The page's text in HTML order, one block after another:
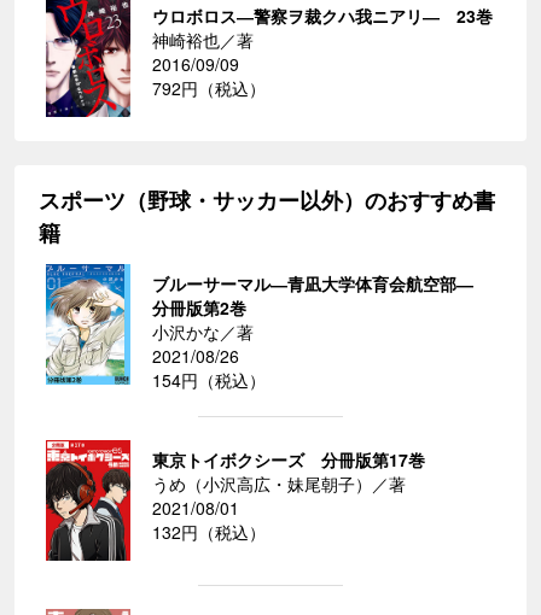
ウロボロス―警察ヲ裁クハ我ニアリ― 23巻
神崎裕也／著
2016/09/09
792円（税込）
スポーツ（野球・サッカー以外）のおすすめ書
籍
ブルーサーマル―青凪大学体育会航空部―
分冊版第2巻
小沢かな／著
2021/08/26
154円（税込）
東京トイボクシーズ 分冊版第17巻
うめ（小沢高広・妹尾朝子）／著
2021/08/01
132円（税込）